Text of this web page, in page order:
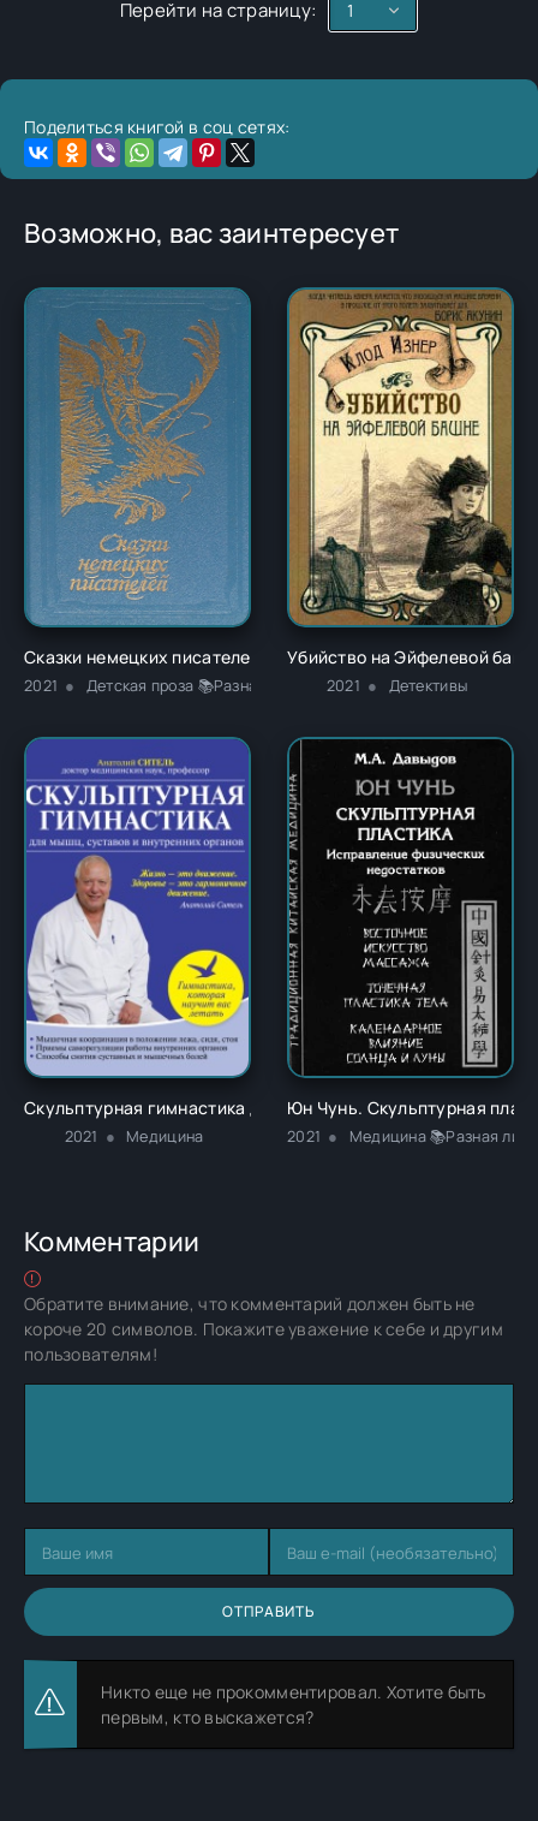
Перейти на страницу:
Поделиться книгой в соц сетях:
Возможно, вас заинтересует
Сказки немецких писателей - Новалис
2021 Детская проза 📚Разная литература
Убийство на Эйфелевой
2021 Детективы
Скульптурная гимнастика для мышц, суставов и
2021 Медицина
Юн Чунь. Скульптурная
2021 Медицина 📚Разная
Комментарии
Обратите внимание, что комментарий должен быть не
короче 20 символов. Покажите уважение к себе и другим
пользователям!
ОТПРАВИТЬ
Никто еще не прокомментировал. Хотите быть
первым, кто выскажется?